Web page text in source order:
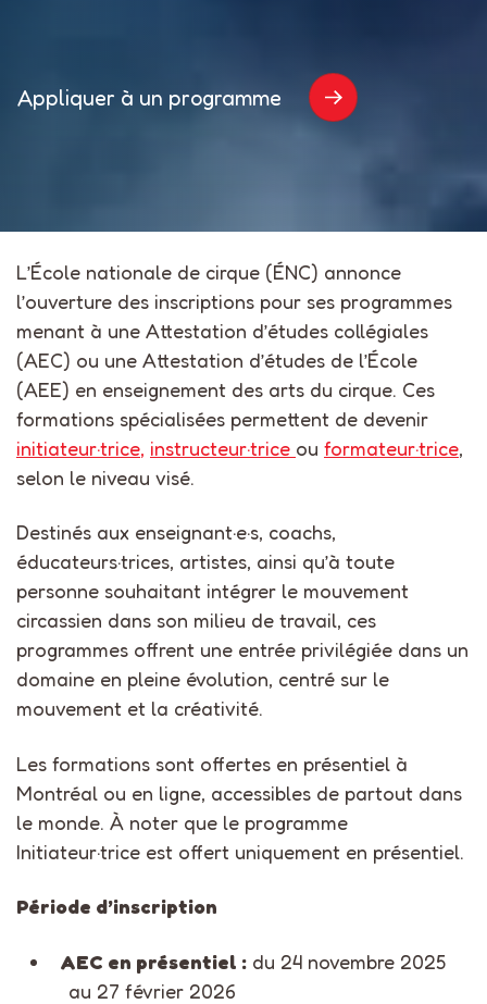
Appliquer à un programme
L’École nationale de cirque (ÉNC) annonce
l’ouverture des inscriptions pour ses programmes
menant à une Attestation d’études collégiales
(AEC) ou une Attestation d’études de l’École
(AEE) en enseignement des arts du cirque. Ces
formations spécialisées permettent de devenir
initiateur·trice, instructeur·trice ou formateur·trice,
selon le niveau visé.
Destinés aux enseignant·e·s, coachs,
éducateurs·trices, artistes, ainsi qu’à toute
personne souhaitant intégrer le mouvement
circassien dans son milieu de travail, ces
programmes offrent une entrée privilégiée dans un
domaine en pleine évolution, centré sur le
mouvement et la créativité.
Les formations sont offertes en présentiel à
Montréal ou en ligne, accessibles de partout dans
le monde. À noter que le programme
Initiateur·trice est offert uniquement en présentiel.
Période d’inscription
AEC en présentiel : du 24 novembre 2025
au 27 février 2026